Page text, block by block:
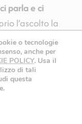
parla e ci
l’ascolto la
o tecnologie
anche per
POLICY. Usa il
di tali
questa